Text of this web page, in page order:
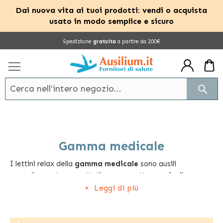
Dai nuova vita ai tuoi prodotti: vendi o acquista
usato in modo semplice e sicuro
Spedizione gratuita a partire da 200€
Gamma medicale
I lettini relax della gamma medicale sono ausili
appositamente progettati per permettere un facile e
comodo intervento sull’utilizzatore, da parte di uno
trattamento estetico o una visita medica al paziente di un
Leggi di più